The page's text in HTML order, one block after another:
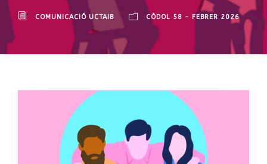
COMUNICACIÓ UCTAIB CÒDOL 58 - FEBRER 2026